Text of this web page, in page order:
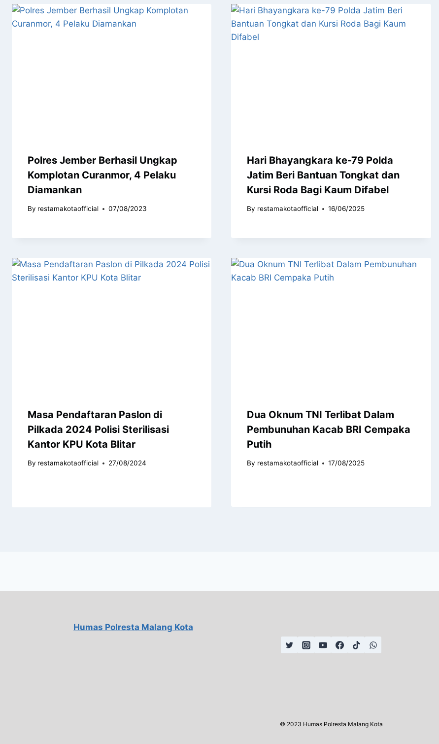
Polres Jember Berhasil Ungkap
Komplotan Curanmor, 4 Pelaku
Diamankan
By restamakotaofficial 07/08/2023
Hari Bhayangkara ke-79 Polda
Jatim Beri Bantuan Tongkat dan
Kursi Roda Bagi Kaum Difabel
By restamakotaofficial 16/06/2025
Masa Pendaftaran Paslon di
Pilkada 2024 Polisi Sterilisasi
Kantor KPU Kota Blitar
By restamakotaofficial 27/08/2024
Dua Oknum TNI Terlibat Dalam
Pembunuhan Kacab BRI Cempaka
Putih
By restamakotaofficial 17/08/2025
Humas Polresta Malang Kota
© 2023 Humas Polresta Malang Kota